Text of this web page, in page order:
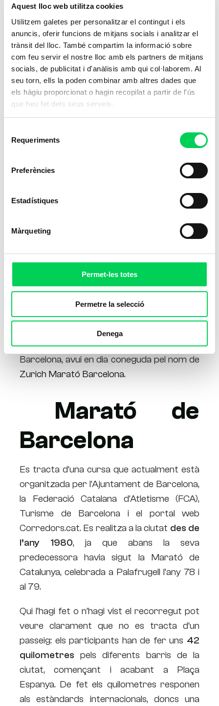
Aquest lloc web utilitza cookies
Utilitzem galetes per personalitzar el contingut i els
anuncis, oferir funcions de mitjans socials i analitzar el
trànsit del lloc. També compartim la informació sobre
com feu servir el nostre lloc amb els partners de mitjans
socials, de publicitat i d'anàlisis amb qui col·laborem. Al
seu torn, ells la poden combinar amb altres dades que
els hàgiu proporcionat o hagin recopilat a partir de l'ús
que heu fet dels seus serveis.
Requeriments
Preferències
Estadístiques
Màrqueting
Permet-les totes
Permetre la selecció
Denega
Aquest cap de setmana s’ha celebrat a
Barcelona la 37a edició de la marató de
Barcelona, avui en dia coneguda pel nom de
Zurich Marató Barcelona.
Marató de
Barcelona
Es tracta d’una cursa que actualment està
organitzada per l’Ajuntament de Barcelona,
la Federació Catalana d’Atletisme (FCA),
Turisme de Barcelona i el portal web
Corredors.cat. Es realitza a la ciutat des de
l’any 1980, ja que abans la seva
predecessora havia sigut la Marató de
Catalunya, celebrada a Palafrugell l’any 78 i
al 79.
Qui l’hagi fet o n’hagi vist el recorregut pot
veure clarament que no es tracta d’un
passeig: els participants han de fer uns 42
quilometres pels diferents barris de la
ciutat, començant i acabant a Plaça
Espanya. De fet els quilometres responen
als estàndards internacionals, doncs una